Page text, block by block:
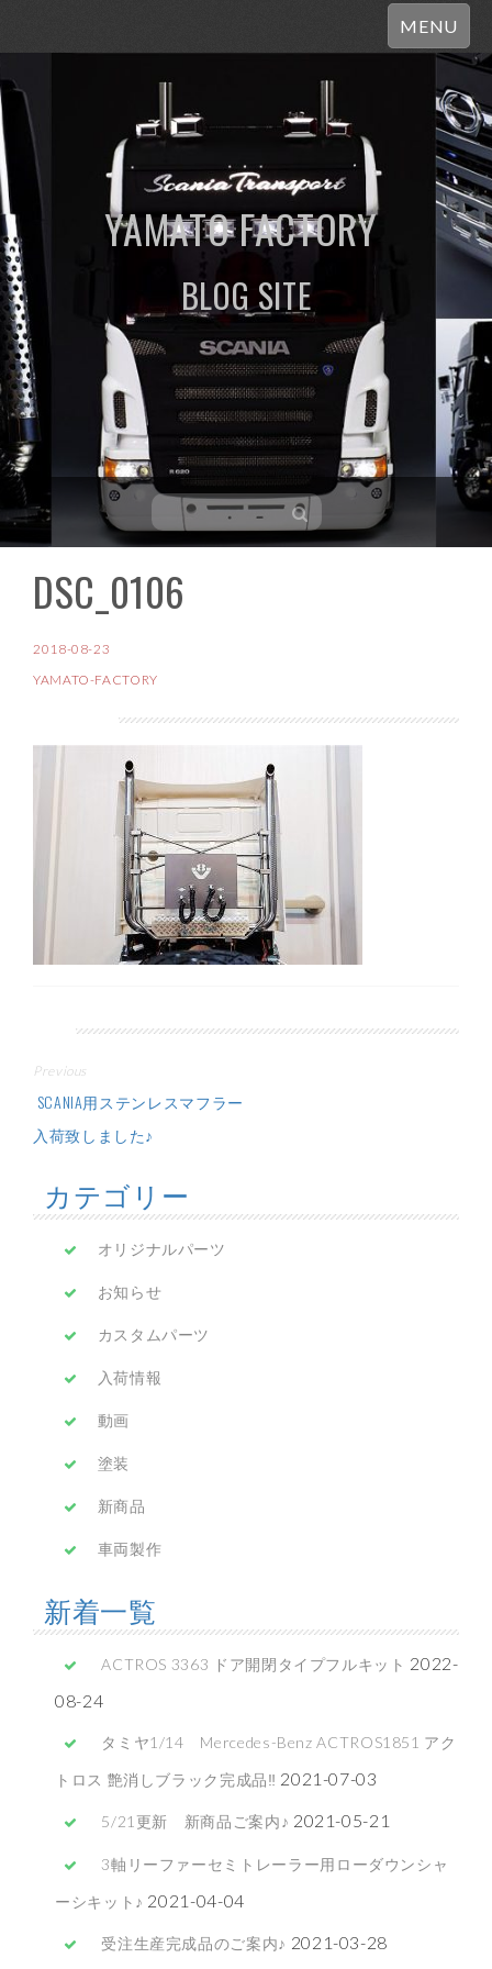
MENU
YAMATO FACTORY
BLOG SITE
DSC_0106
2018-08-23
YAMATO-FACTORY
投
稿
ナ
ビ
ゲ
ー
シ
ョ
ン
Previous
SCANIA用ステンレスマフラー
入荷致しました♪
カテゴリー
オリジナルパーツ
お知らせ
カスタムパーツ
入荷情報
動画
塗装
新商品
車両製作
新着一覧
ACTROS 3363 ドア開閉タイプフルキット 2022-
08-24
タミヤ1/14 Mercedes-Benz ACTROS1851 アク
トロス 艶消しブラック完成品‼ 2021-07-03
5/21更新 新商品ご案内♪ 2021-05-21
3軸リーファーセミトレーラー用ローダウンシャ
ーシキット♪ 2021-04-04
受注生産完成品のご案内♪ 2021-03-28